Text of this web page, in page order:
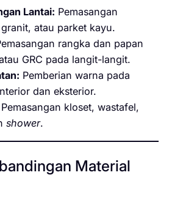
Lantai: Pemasangan
atau parket kayu.
rangka dan papan
GRC pada langit-langit.
Pemberian warna pada
dan eksterior.
Pemasangan kloset, wastafel,
shower.
Material